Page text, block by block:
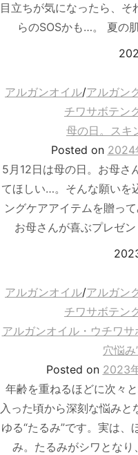
目立ちが気になったら、
らのSOSかも…。 夏の
アルガンオイル/アルガン
チワサボテン
母の日。スキ
Posted on 2024
5月12日は母の日。お母さ
てほしい…。そんな願いを
ングケアアイテムを贈っ
お母さんが喜ぶプレゼ
アルガンオイル/アルガン
チワサボテン
アルガンオイル・ウチワ
穴悩
Posted on 2023
年齢を重ねるほどに次々
入った頃から深刻な悩み
ゆる“たるみ”です。実は
み。たるみがシワとな